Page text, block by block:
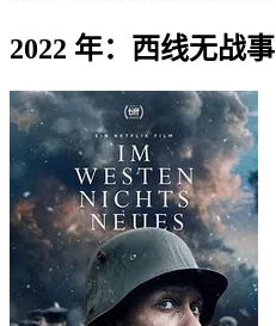
2022 年：西线无战事